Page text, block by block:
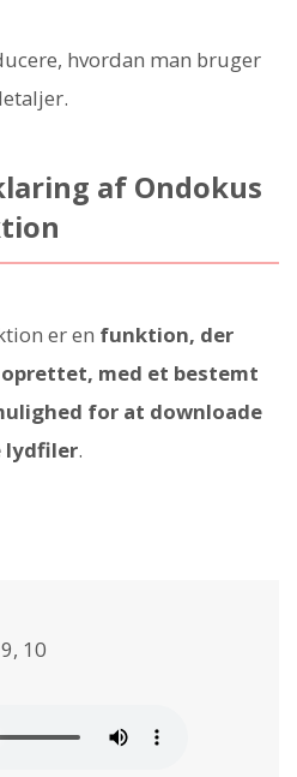
hvordan man bruger
af Ondokus
er en funktion, der
med et bestemt
for at downloade
lydfiler.
10